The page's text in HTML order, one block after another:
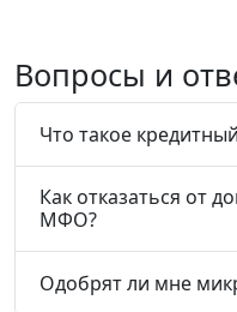
Вопросы и
Что такое
Как отказаться от
МФО?
Одобрят ли мне